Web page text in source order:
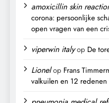
amoxicillin skin
corona: persoonlijke
open vragen van een
viperwin italyop De
Lionelop Frans
valkuilen en 12